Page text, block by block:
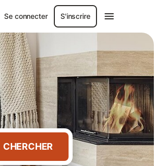
Se connecter S'inscrire
CHERCHER